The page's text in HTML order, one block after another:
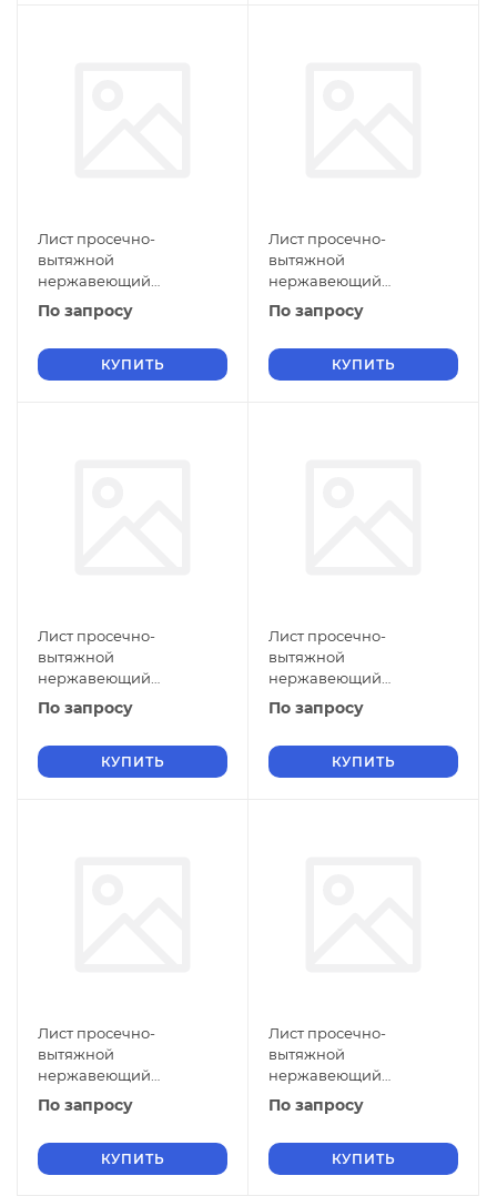
Лист просечно-
вытяжной
нержавеющий
5х900х1500 мм ПВЛ 306
12Х17 ТУ 36-26.11-5-89
По запросу
КУПИТЬ
Лист просечно-
вытяжной
нержавеющий
5х800х3000 мм ПВЛ 306
12Х17 ТУ 36-26.11-5-89
По запросу
КУПИТЬ
Лист просечно-
вытяжной
нержавеющий
5х700х2500 мм ПВЛ 306
12Х17 ТУ 36-26.11-5-89
По запросу
КУПИТЬ
Лист просечно-
вытяжной
нержавеющий
5х600х2000 мм ПВЛ 306
12Х17 ТУ 36-26.11-5-89
По запросу
КУПИТЬ
Лист просечно-
вытяжной
нержавеющий
5х500х1500 мм ПВЛ 306
12Х17 ТУ 36-26.11-5-89
По запросу
КУПИТЬ
Лист просечно-
вытяжной
нержавеющий
5х1400х2000 мм ПВЛ 306
12Х18Н10Т ТУ 36-26.11-5-89
По запросу
КУПИТЬ